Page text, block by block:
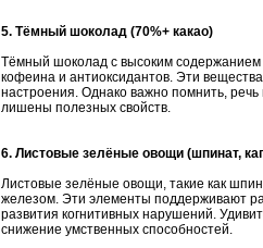
5. Тёмный шоколад (70%+ какао)
Тёмный шоколад с высоким содержанием
кофеина и антиоксидантов. Эти
настроения. Однако важно помнить,
лишены полезных свойств.
6. Листовые зелёные овощи (шпинат,
Листовые зелёные овощи, такие как
железом. Эти элементы поддерживают
развития когнитивных нарушений.
снижение умственных способностей.